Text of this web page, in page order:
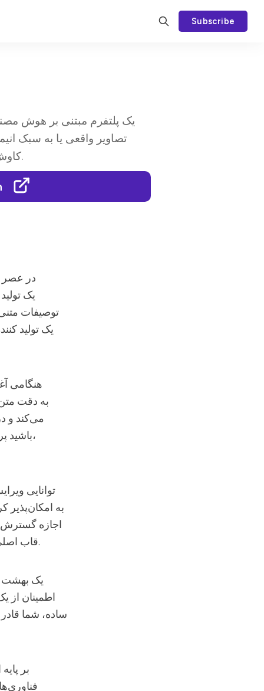
Subscribe
تصاویر واقعی یا به سبک
کاوش و مادی سازی مفاهیم تخیلی فراهم می‌آورد.
در عصر
توصیفات متنی
یک تولید
می‌کند و
باشید پرتره‌ای از یک شبیه‌سازی چهره مشهور یا یک شخصیت انیمه‌ای فراواقعی بسازید،
قاب اصلی را می‌دهد، ویژگی‌ای که بسیاری از علاقه‌مندان هنر دیجیتال را به وجد می‌آورد.
اطمینان از
ساده، شما